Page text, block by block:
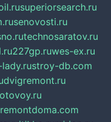
superiorsearch.ru
senovosti.ru
technosaratov.ru
227gp.ruwes-ex.ru
stroy-db.com
dvigremont.ru
remontdoma.com